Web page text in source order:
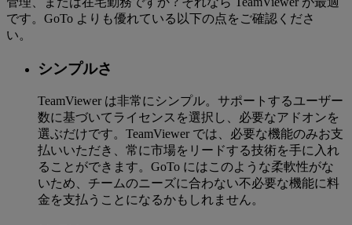
です。GoTo よりも優れている以下の点をご確認くださ
い。
シンプルさ
TeamViewer は非常にシンプル。サポートするユーザー
数に基づいてライセンスを選択し、必要なアドオンを
選ぶだけです。TeamViewer では、必要な機能のみお支
払いいただき、常に市場をリードする技術を手に入れ
ることができます。GoTo にはこのような柔軟性がな
いため、チームのニーズに合わない不必要な機能に料
金を支払うことになるかもしれません。